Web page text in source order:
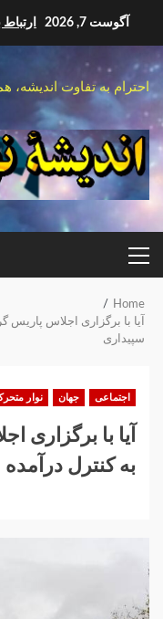
content
آگوست 7, 2026 ارتباط
احترام به تفاوت
PRIMARY
MENU
Home
آیا با برگزاری اجلاس
سپیداری
اجتماعی جهان نوار
آیا با
به کنترل